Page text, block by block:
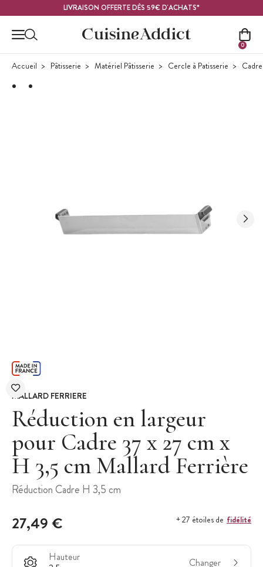
LIVRAISON OFFERTE DÈS 59€ D'ACHATS*
0
Accueil Pâtisserie Matériel Pâtisserie Cercle à Patisserie
MALLARD FERRIERE
Réduction en largeur
pour Cadre 37 x 27 cm x
H 3,5 cm Mallard Ferrière
Réduction Cadre H 3,5 cm
27,49 € + 27 étoiles de fidélité
Hauteur
Changer